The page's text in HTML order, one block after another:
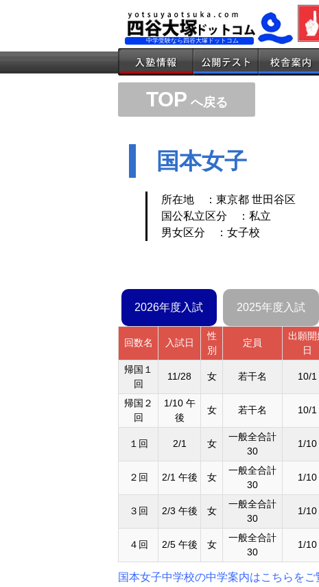
中学受験なら四谷大塚ドットコム
TOP へ戻る
国本女子
所在地 ：東京都 世田谷区
国公私立区分 ：私立
男女区分 ：女子校
2026年度入試 2025年度入試
回数名 入試日
性
別
定員
出願開
日
帰国１
回
11/28 女 若干名 10/1
帰国２
回
1/10 午
後
女 若干名 10/1
１回 2/1 女
一般全合計
30
1/10
２回 2/1 午後 女
一般全合計
30
1/10
３回 2/3 午後 女
一般全合計
30
1/10
４回 2/5 午後 女
一般全合計
30
1/10
国本女子中学校の中学案内はこちらをご